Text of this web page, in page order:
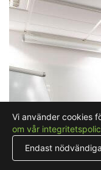
Vi använder cookies
om vår
Endast nödvändiga